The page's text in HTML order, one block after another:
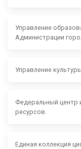
Управление
Администрации
Управление
Федеральный центр
ресурсов.
Единая коллекция